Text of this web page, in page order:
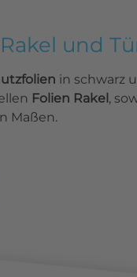
und
in schwarz
Folien Rakel,
Maßen.